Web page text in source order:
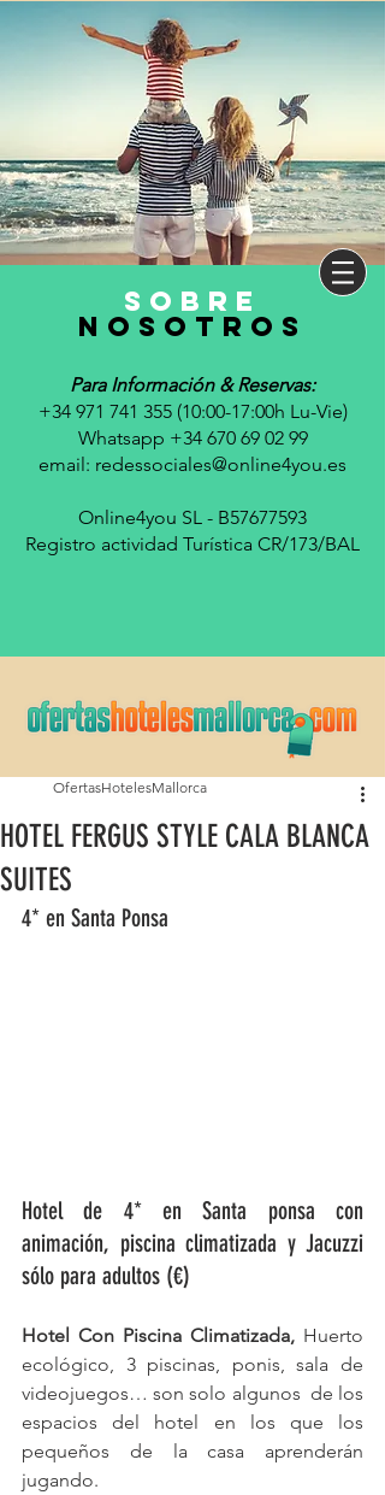
sobre
nosotros
Para Información & Reservas:
+34 971 741 355 (10:00-17:00h Lu-Vie)
Whatsapp +34 670 69 02 99
email: redessociales@online4you.es
Online4you SL - B57677593
Registro actividad Turística CR/173/BAL
HOTEL FERGUS STYLE CALA BLANCA
SUITES
OfertasHotelesMallorca
4* en Santa Ponsa
Hotel de 4* en Santa ponsa con
animación, piscina climatizada y Jacuzzi
sólo para adultos (€)
Hotel Con Piscina Climatizada, Huerto
ecológico, 3 piscinas, ponis, sala de
videojuegos… son solo algunos  de los
espacios del hotel en los que los
pequeños de la casa aprenderán
jugando.